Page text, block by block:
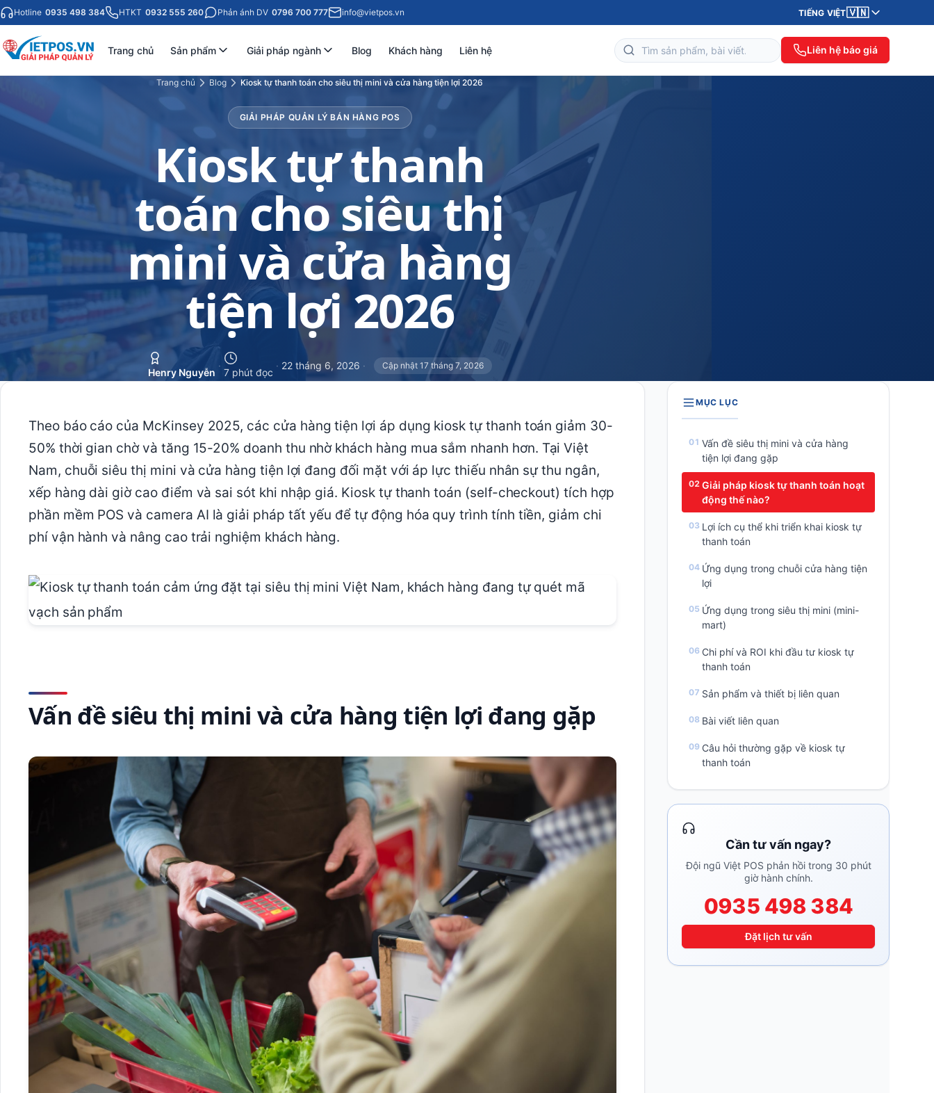
Hotline 0935 498 384 HTKT 0932 555 260 Phản ánh DV 0796 700 777 info@vietpos.vn TIẾNG VIỆT🇻🇳
Trang chủ Sản phẩm Giải pháp ngành Blog Khách hàng Liên hệ Liên hệ báo giá
Trang chủ Blog Kiosk tự thanh toán cho siêu thị mini và cửa hàng tiện lợi 2026
GIẢI PHÁP QUẢN LÝ BÁN HÀNG POS
Kiosk tự thanh
toán cho siêu thị
mini và cửa hàng
tiện lợi 2026
Henry Nguyễn
·
7 phút đọc
· 22 tháng 6, 2026 · Cập nhật 17 tháng 7, 2026
Theo báo cáo của McKinsey 2025, các cửa hàng tiện lợi áp dụng kiosk tự thanh toán giảm 30-
50% thời gian chờ và tăng 15-20% doanh thu nhờ khách hàng mua sắm nhanh hơn. Tại Việt
Nam, chuỗi siêu thị mini và cửa hàng tiện lợi đang đối mặt với áp lực thiếu nhân sự thu ngân,
xếp hàng dài giờ cao điểm và sai sót khi nhập giá. Kiosk tự thanh toán (self-checkout) tích hợp
phần mềm POS và camera AI là giải pháp tất yếu để tự động hóa quy trình tính tiền, giảm chi
phí vận hành và nâng cao trải nghiệm khách hàng.
Vấn đề siêu thị mini và cửa hàng tiện lợi đang gặp
MỤC LỤC
Vấn đề siêu thị mini và cửa hàng
tiện lợi đang gặp
Giải pháp kiosk tự thanh toán hoạt
động thế nào?
Lợi ích cụ thể khi triển khai kiosk tự
thanh toán
Ứng dụng trong chuỗi cửa hàng tiện
lợi
Ứng dụng trong siêu thị mini (mini-
mart)
Chi phí và ROI khi đầu tư kiosk tự
thanh toán
Sản phẩm và thiết bị liên quan
Bài viết liên quan
Câu hỏi thường gặp về kiosk tự
thanh toán
Cần tư vấn ngay?
Đội ngũ Việt POS phản hồi trong 30 phút
giờ hành chính.
0935 498 384
Đặt lịch tư vấn